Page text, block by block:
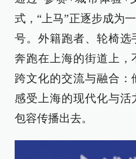
式，“上马”正逐步成为
号。外籍跑者、轮椅
奔跑在上海的街道上，
跨文化的交流与融合：
感受上海的现代化与
包容传播出去。